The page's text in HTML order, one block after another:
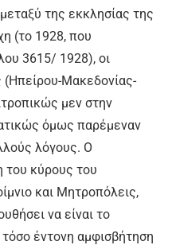
της εκκλησίας της
(το 1928, που
3615/ 1928), οι
Μακεδονίας-
μεν στην
όμως παρέμεναν
λόγους. Ο
του κύρους του
και Μητροπόλεις,
να είναι το
έντονη αμφισβήτηση